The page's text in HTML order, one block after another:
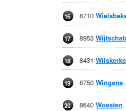
16 8710
17 8953
18 8431 Wilskerke
19 8750 Wingene
20 8640 Woesten